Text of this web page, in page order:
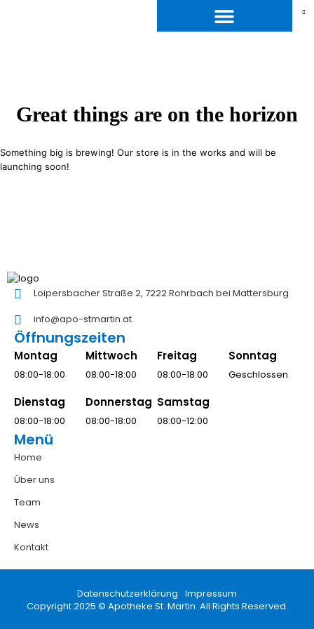
Great things are on the horizon
Something big is brewing! Our store is in the works and will be
launching soon!
Loipersbacher Straße 2, 7222 Rohrbach bei Mattersburg
info@apo-stmartin.at
Öffnungszeiten
Montag
08:00-18:00
Dienstag
08:00-18:00
Mittwoch
08:00-18:00
Donnerstag
08:00-18:00
Freitag
08:00-18:00
Samstag
08:00-12:00
Sonntag
Geschlossen
Menü
Home
Über uns
Team
News
Kontakt
Copyright 2025 © Apotheke St. Martin. All Rights Reserved.
Datenschutzerklärung Impressum